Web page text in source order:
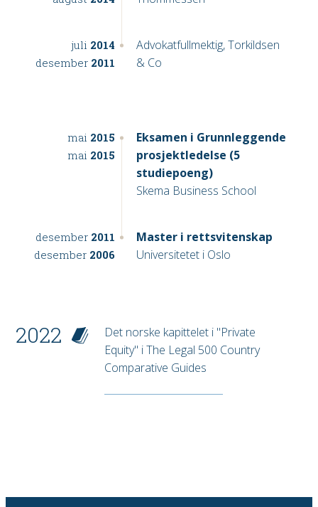
juli 2014
desember 2011
Advokatfullmektig, Torkildsen
& Co
mai 2015
mai 2015
Eksamen i Grunnleggende
prosjektledelse (5
studiepoeng)
Skema Business School
desember 2011
desember 2006
Master i rettsvitenskap
Universitetet i Oslo
2022
Det norske kapittelet i "Private
Equity" i The Legal 500 Country
Comparative Guides